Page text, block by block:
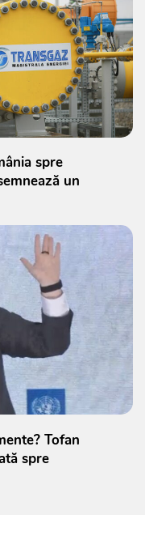
spre
un
Tofan
spre